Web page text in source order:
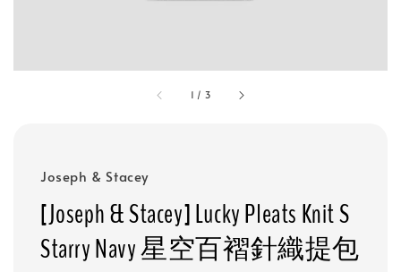
1 / 3
Joseph & Stacey
[Joseph & Stacey] Lucky Pleats Knit S
Starry Navy 星空百褶針織提包